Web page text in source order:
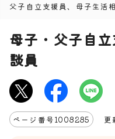
父子自立支援員、母子生活
母子・父子自
談員
ページ番号1008285 更